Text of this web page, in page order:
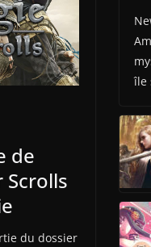
de
Scrolls
du dossier
île